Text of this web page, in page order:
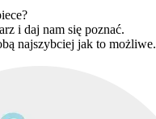
i daj nam się poznać.
najszybciej jak to możliwe.